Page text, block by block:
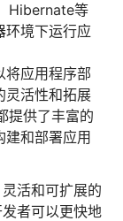
Hibernate等
环境下运行应
将应用程序部
灵活性和拓展
提供了丰富的
和部署应用
活和可扩展的
者可以更快地